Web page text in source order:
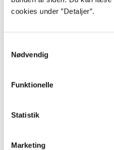
cookies under ”Detaljer”.
Nødvendig
Funktionelle
Statistik
Marketing
...
...
...